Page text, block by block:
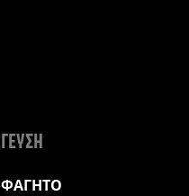
ΓΕΥΣΗ
ΦΑΓΗΤΟ